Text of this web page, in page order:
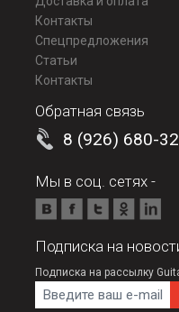
Контакты
Спецпредложения
Статьи
Контакты
Обратная связь
8 (926) 680-
Мы в соц. сетях -
Подписка на
Подписка на рассылку
E-mail